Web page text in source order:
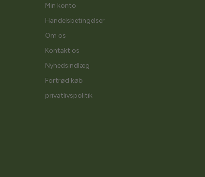
Min konto
Handelsbetingelser
Om os
Kontakt os
Nyhedsindlæg
Fortrød køb
privatlivspolitik